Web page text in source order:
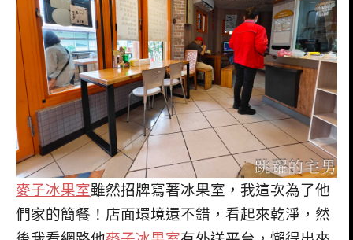
麥子冰果室雖然招牌寫著冰果室，我這次為了他
們家的簡餐！店面環境還不錯，看起來乾淨，然